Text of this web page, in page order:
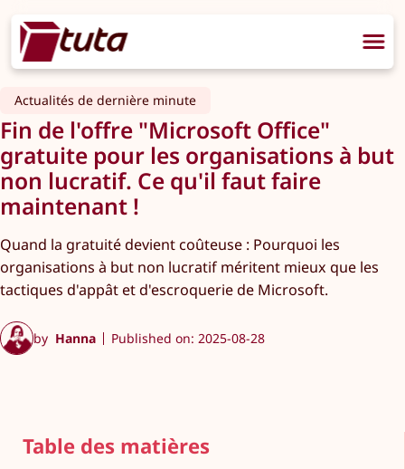
Actualités de dernière minute
Fin de l'offre "Microsoft Office"
gratuite pour les organisations à but
non lucratif. Ce qu'il faut faire
maintenant !
Quand la gratuité devient coûteuse : Pourquoi les
organisations à but non lucratif méritent mieux que les
tactiques d'appât et d'escroquerie de Microsoft.
by Hanna Published on: 2025-08-28
Table des matières